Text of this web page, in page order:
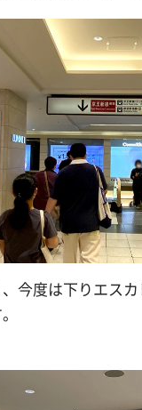
今度は下りエス